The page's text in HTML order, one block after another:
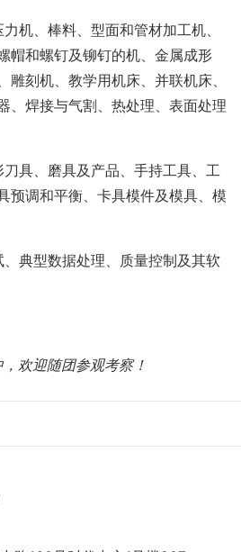
机、棒料、型面和管材加工机、
帽和螺钉及铆钉的机、金属成形
雕刻机、教学用机床、并联机床、
、焊接与气割、热处理、表面处理
具、磨具及产品、手持工具、工
预调和平衡、卡具模件及模具、模
典型数据处理、质量控制及其软
欢迎随团参观考察！